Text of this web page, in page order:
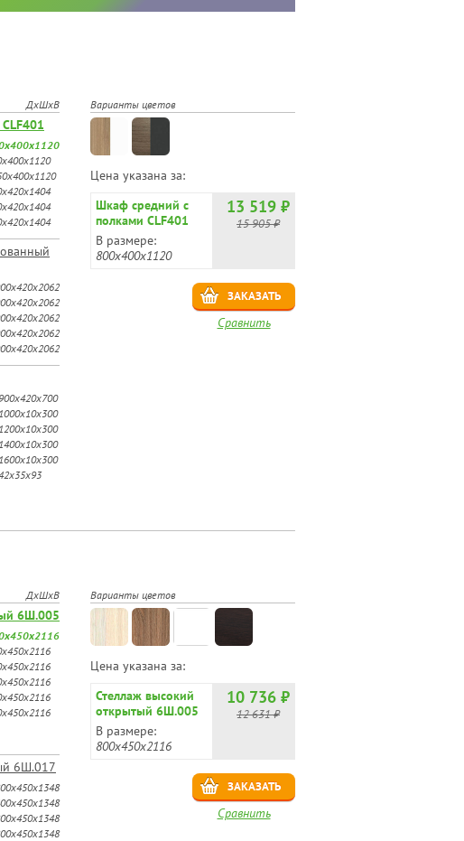
ДхШхВ
900х420х700
Варианты цветов
Цена указана за:
Шкаф средний с
полками CLF401
В размере:
800х400х1120
13 519 ₽
15 905 ₽
ЗАКАЗАТЬ
Сравнить
ДхШхВ
6Ш.005
6Ш.017
Варианты цветов
Цена указана за:
Стеллаж высокий
открытый 6Ш.005
В размере:
800х450х2116
10 736 ₽
12 631 ₽
ЗАКАЗАТЬ
Сравнить